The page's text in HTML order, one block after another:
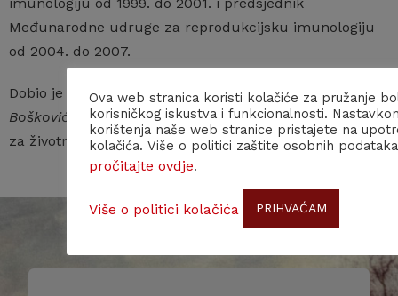
Međunarodne udruge za reprodukcijsku imunologiju
od 2004. do 2007.
Dobio je nagradu za znanstveni doprinosRuđer
Bošković
1985., a 2003. i Državnu nagradu za znanost
za životno djelo.
Ova web stranica koristi kolačiće za pružanje
korisničkog iskustva i funkcionalnosti.
korištenja naše web stranice pristajete na
kolačića. Više o politici zaštite osobnih podataka
pročitajte ovdje.
Više o politici kolačića PRIHVAĆAM